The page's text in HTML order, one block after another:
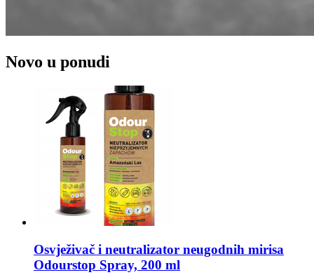
Novo u ponudi
Osvježivač i neutralizator neugodnih mirisa
Odourstop Spray, 200 ml